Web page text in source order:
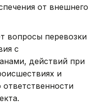
от внешнего
вопросы перевозки
с
действий при
и